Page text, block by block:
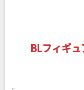
BLフィギ